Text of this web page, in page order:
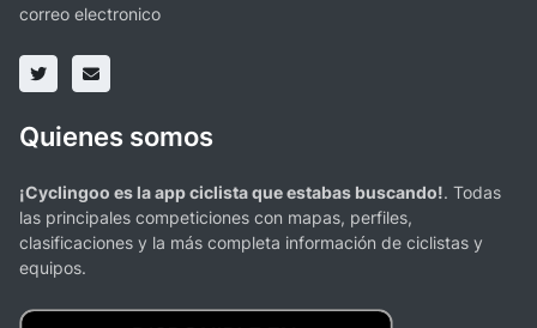
correo electronico
Quienes somos
¡Cyclingoo es la app ciclista que estabas buscando!. Todas
las principales competiciones con mapas, perfiles,
clasificaciones y la más completa información de ciclistas y
equipos.